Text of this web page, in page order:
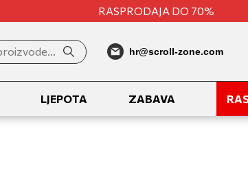
RASPRODAJA DO 70%
hr@scroll-zone.com
LJEPOTA ZABAVA